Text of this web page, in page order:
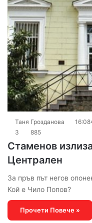
Таня Грозданова
3
885
Стаменов
Централен
За пръв път негов
Кой е Чило Попов?
Прочети Повече »